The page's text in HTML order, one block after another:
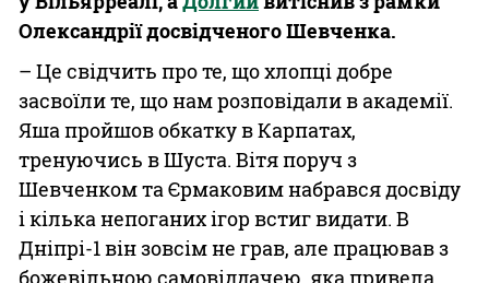
Олександрії досвідченого Шевченка.
– Це свідчить про те, що хлопці добре
засвоїли те, що нам розповідали в академії.
Яша пройшов обкатку в Карпатах,
тренуючись в Шуста. Вітя поруч з
Шевченком та Єрмаковим набрався досвіду
і кілька непоганих ігор встиг видати. В
Дніпрі-1 він зовсім не грав, але працював з
божевільною самовіддачею, яка привела